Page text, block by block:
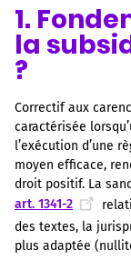
1.
la
?
Correctif aux
caractérisée
l’exécution d’une
moyen efficace,
droit positif. La
art. 1341-2
des textes, la
plus adaptée